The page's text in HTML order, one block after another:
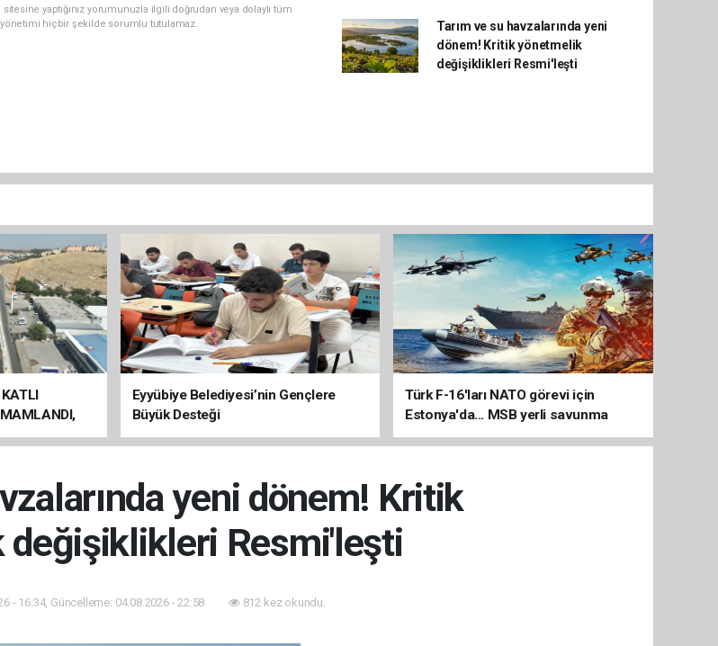
yaptığınız yorumunuzla ilgili doğrudan veya dolaylı tüm
yönetimi hiçbir şekilde sorumlu tutulamaz.
Tarım ve su havzalarında yeni
dönem! Kritik yönetmelik
değişiklikleri Resmi'leşti
Eyyübiye Belediyesi’nin Gençlere
Büyük Desteği
Türk F-16'ları NATO görevi için
Estonya'da... MSB yerli savunma
sistemleriyle güçleniyor
yeni dönem! Kritik
Resmi'leşti
- 16:34, Güncelleme: 04.08.2026 - 22:58 812 kez okundu.